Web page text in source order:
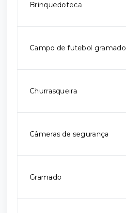
Brinquedoteca
Campo de futebol gramado
Churrasqueira
Câmeras de segurança
Gramado